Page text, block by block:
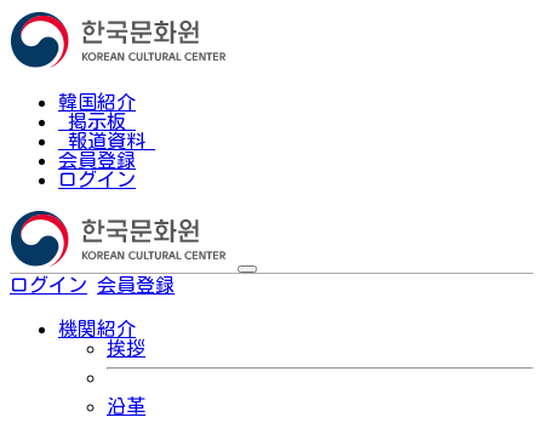
韓国紹介
掲示板
報道資料
会員登録
ログイン
ログイン 会員登録
機関紹介
挨拶
沿革